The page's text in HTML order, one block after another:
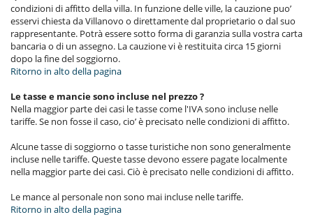
condizioni di affitto della villa. In funzione delle ville, la cauzione puo’
esservi chiesta da Villanovo o direttamente dal proprietario o dal suo
rappresentante. Potrà essere sotto forma di garanzia sulla vostra carta
bancaria o di un assegno. La cauzione vi è restituita circa 15 giorni
dopo la fine del soggiorno.
Ritorno in alto della pagina
Le tasse e mancie sono incluse nel prezzo ?
Nella maggior parte dei casi le tasse come l'IVA sono incluse nelle
tariffe. Se non fosse il caso, cio’ è precisato nelle condizioni di affitto.
Alcune tasse di soggiorno o tasse turistiche non sono generalmente
incluse nelle tariffe. Queste tasse devono essere pagate localmente
nella maggior parte dei casi. Ciò è precisato nelle condizioni di affitto.
Le mance al personale non sono mai incluse nelle tariffe.
Ritorno in alto della pagina